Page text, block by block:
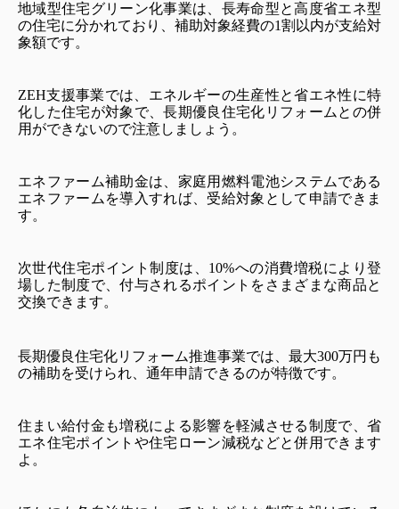
地域型住宅グリーン化事業は、長寿命型と高度省エネ型
の住宅に分かれており、補助対象経費の1割以内が支給対
象額です。
ZEH支援事業では、エネルギーの生産性と省エネ性に特
化した住宅が対象で、長期優良住宅化リフォームとの併
用ができないので注意しましょう。
エネファーム補助金は、家庭用燃料電池システムである
エネファームを導入すれば、受給対象として申請できま
す。
次世代住宅ポイント制度は、10%への消費増税により登
場した制度で、付与されるポイントをさまざまな商品と
交換できます。
長期優良住宅化リフォーム推進事業では、最大300万円も
の補助を受けられ、通年申請できるのが特徴です。
住まい給付金も増税による影響を軽減させる制度で、省
エネ住宅ポイントや住宅ローン減税などと併用できます
よ。